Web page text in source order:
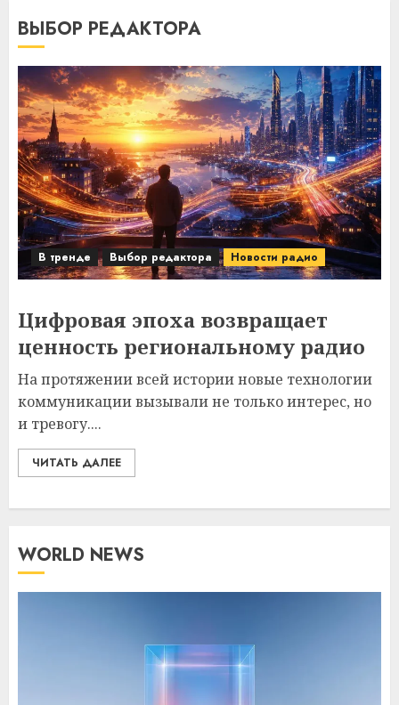
ВЫБОР РЕДАКТОРА
В тренде Выбор редактора Новости радио
Цифровая эпоха возвращает
ценность региональному радио
На протяжении всей истории новые технологии
коммуникации вызывали не только интерес, но
и тревогу....
ЧИТАТЬ ДАЛЕЕ
WORLD NEWS